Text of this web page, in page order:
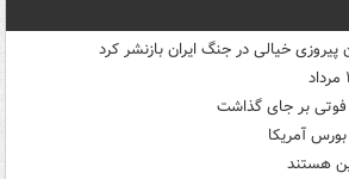
پیروزی خیالی در جنگ ایران بازنشر کرد
آمریکا
هستند